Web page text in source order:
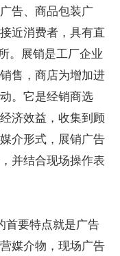
告、商品包装广
近消费者，具有直
。展销是工厂企业
售，商店为增加进
。它是经销商选
济效益，收集到顾
介形式，展销广告
并结合现场操作表
要特点就是广告
媒介物，现场广告